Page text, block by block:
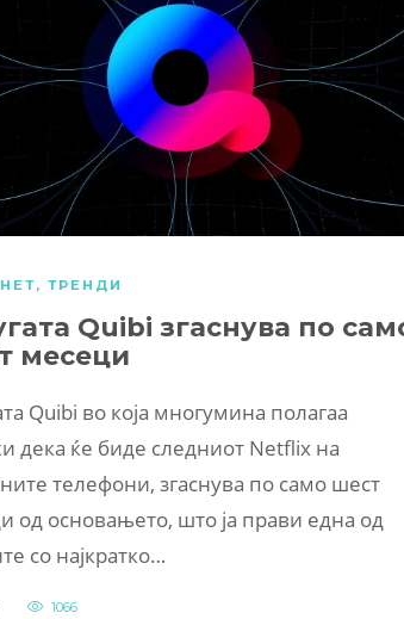
, ТРЕНДИ
Quibi згаснува по
месеци
Quibi во која многумина полагаа
дека ќе биде следниот Netflix на
телефони, згаснува по само шест
од основањето, што ја прави една од
со најкратко…
1066